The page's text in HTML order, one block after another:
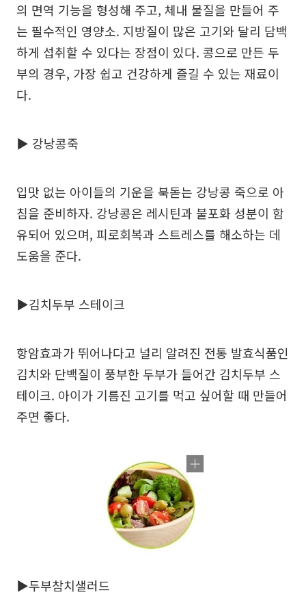
의 면역 기능을 형성해 주고, 체내 물질을 만들어 주
는 필수적인 영양소. 지방질이 많은 고기와 달리 담백
하게 섭취할 수 있다는 장점이 있다. 콩으로 만든 두
부의 경우, 가장 쉽고 건강하게 즐길 수 있는 재료이
다.
▶ 강낭콩죽
입맛 없는 아이들의 기운을 북돋는 강낭콩 죽으로 아
침을 준비하자. 강낭콩은 레시틴과 불포화 성분이 함
유되어 있으며, 피로회복과 스트레스를 해소하는 데
도움을 준다.
▶김치두부 스테이크
항암효과가 뛰어나다고 널리 알려진 전통 발효식품인
김치와 단백질이 풍부한 두부가 들어간 김치두부 스
테이크. 아이가 기름진 고기를 먹고 싶어할 때 만들어
주면 좋다.
▶두부참치샐러드